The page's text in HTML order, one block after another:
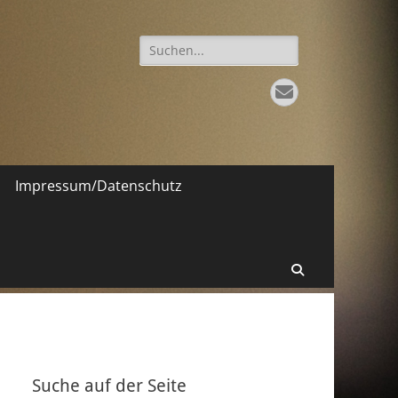
Suche
nach:
E-
Mail
Impressum/Datenschutz
Suche auf der Seite